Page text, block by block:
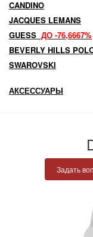
CANDINO
JACQUES LEMANS
GUESS ДО -76,6667%
BEVERLY HILLS
SWAROVSKI
АКСЕССУАРЫ
Задать